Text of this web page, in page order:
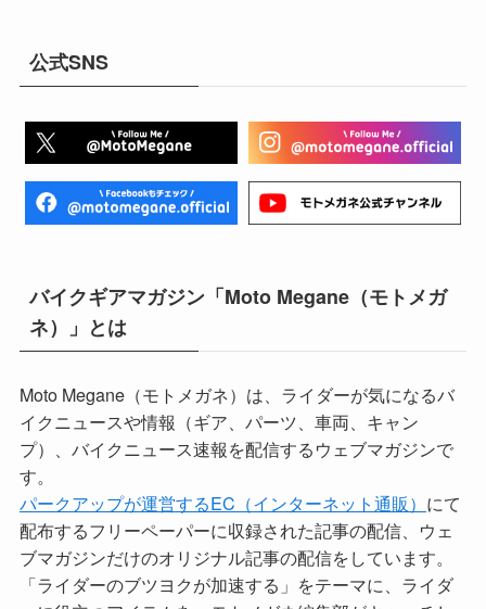
公式SNS
バイクギアマガジン「Moto Megane（モトメガ
ネ）」とは
Moto Megane（モトメガネ）は、ライダーが気になるバ
イクニュースや情報（ギア、パーツ、車両、キャン
プ）、バイクニュース速報を配信するウェブマガジンで
す。
パークアップが運営するEC（インターネット通販） にて
配布するフリーペーパーに収録された記事の配信、ウェ
ブマガジンだけのオリジナル記事の配信をしています。
「ライダーのブツヨクが加速する」をテーマに、ライダ